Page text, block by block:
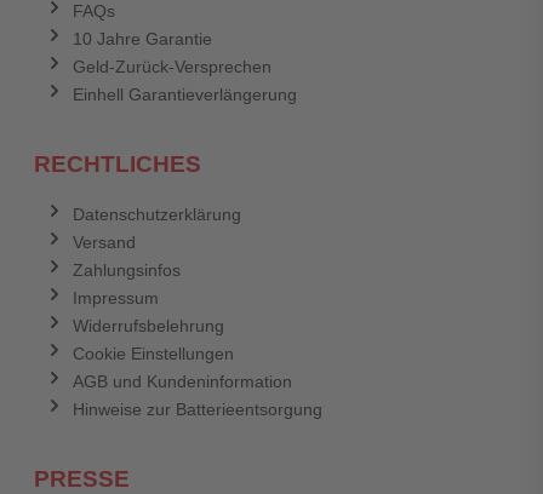
FAQs
10 Jahre Garantie
Geld-Zurück-Versprechen
Einhell Garantieverlängerung
RECHTLICHES
Datenschutzerklärung
Versand
Zahlungsinfos
Impressum
Widerrufsbelehrung
Cookie Einstellungen
AGB und Kundeninformation
Hinweise zur Batterieentsorgung
PRESSE